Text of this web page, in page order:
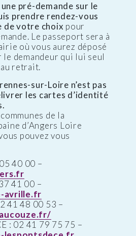
pré-demande sur le
prendre rendez-vous
de votre choix pour
Le passeport sera à
où vous aurez déposé
demandeur qui lui seul
retrait.
sur-Loire n’est pas
les cartes d’identité
de la
d’Angers Loire
pouvez vous
40 00 –
41 00 –
avrille.fr
41 48 00 53 –
: 02 41 79 75 75 –